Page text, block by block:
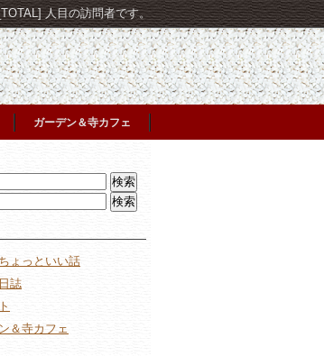
人目の訪問者です。
ガーデン＆寺カフェ
ょっといい話
誌
＆寺カフェ